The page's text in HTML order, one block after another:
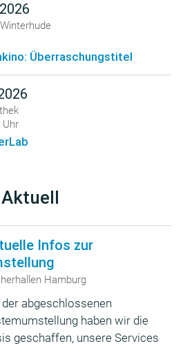
Überraschungstitel
Uhr
Aktuell
Infos zur
Hamburg
abgeschlossenen
haben wir die
geschaffen, unsere Services